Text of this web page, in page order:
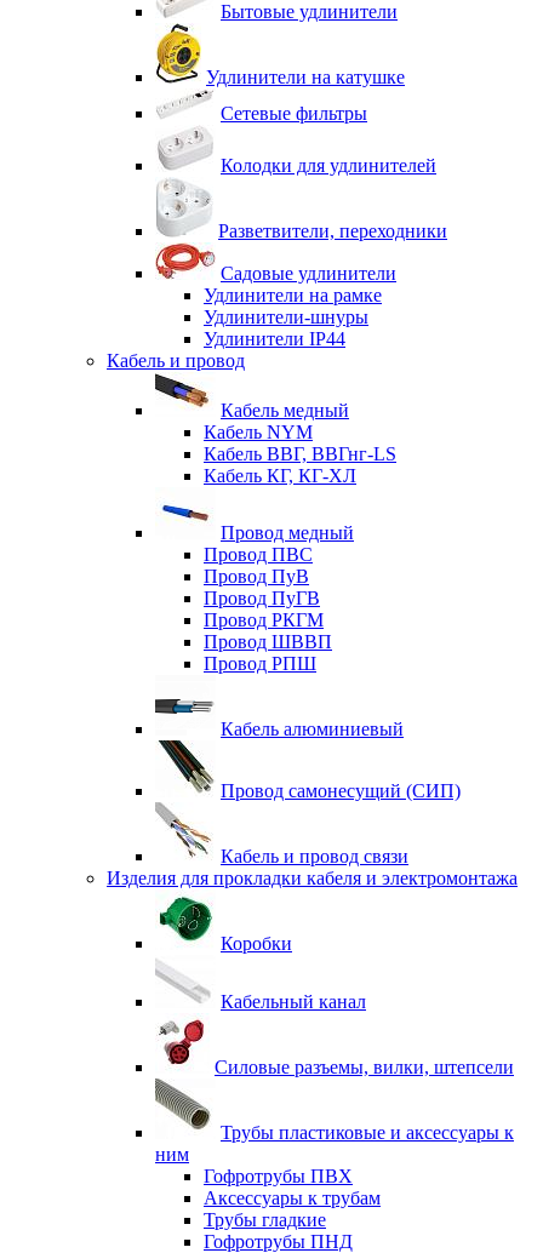
Бытовые удлинители
Удлинители на катушке
Сетевые фильтры
Колодки для удлинителей
Разветвители, переходники
Садовые удлинители
Удлинители на рамке
Удлинители-шнуры
Удлинители IP44
Кабель и провод
Кабель медный
Кабель NYM
Кабель ВВГ, ВВГнг-LS
Кабель КГ, КГ-ХЛ
Провод медный
Провод ПВС
Провод ПуВ
Провод ПуГВ
Провод РКГМ
Провод ШВВП
Провод РПШ
Кабель алюминиевый
Провод самонесущий (СИП)
Кабель и провод связи
Изделия для прокладки кабеля и электромонтажа
Коробки
Кабельный канал
Силовые разъемы, вилки, штепсели
Трубы пластиковые и аксессуары к
ним
Гофротрубы ПВХ
Аксессуары к трубам
Трубы гладкие
Гофротрубы ПНД